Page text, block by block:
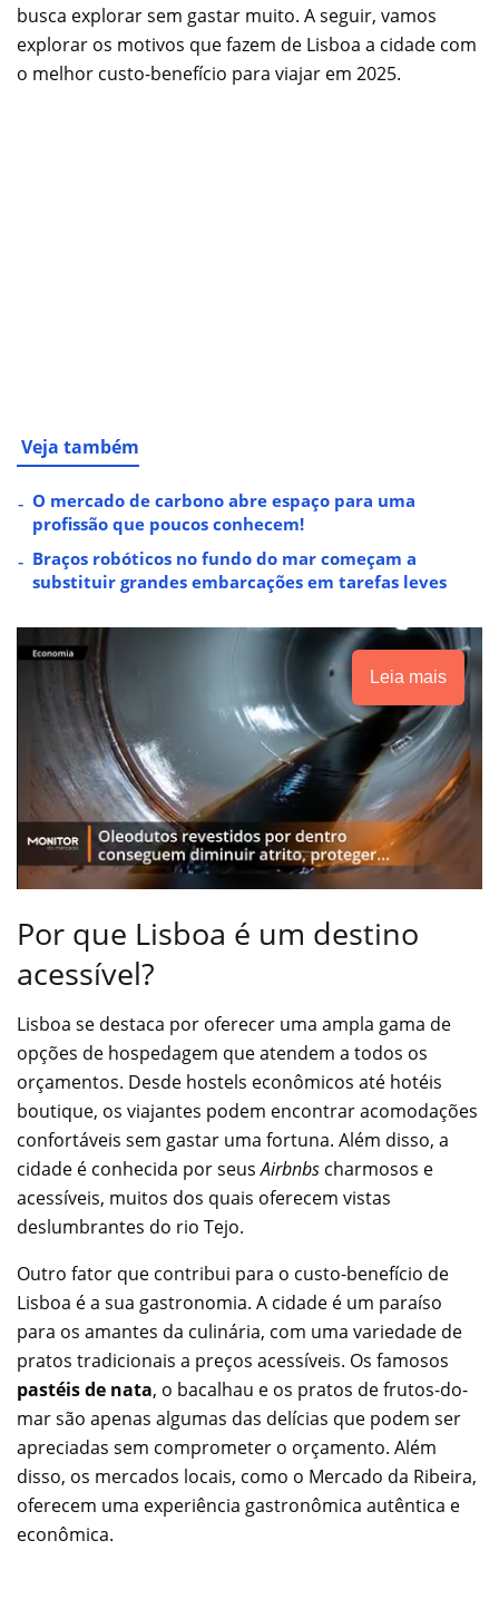
busca explorar sem gastar muito. A seguir, vamos
explorar os motivos que fazem de Lisboa a cidade com
o melhor custo-benefício para viajar em 2025.
Veja também
O mercado de carbono abre espaço para uma
profissão que poucos conhecem!
Braços robóticos no fundo do mar começam a
substituir grandes embarcações em tarefas leves
Leia mais
Por que Lisboa é um destino
acessível?
Lisboa se destaca por oferecer uma ampla gama de
opções de hospedagem que atendem a todos os
orçamentos. Desde hostels econômicos até hotéis
boutique, os viajantes podem encontrar acomodações
confortáveis sem gastar uma fortuna. Além disso, a
cidade é conhecida por seusAirbnbs charmosos e
acessíveis, muitos dos quais oferecem vistas
deslumbrantes do rio Tejo.
Outro fator que contribui para o custo-benefício de
Lisboa é a sua gastronomia. A cidade é um paraíso
para os amantes da culinária, com uma variedade de
pratos tradicionais a preços acessíveis. Os famosos
pastéis de nata, o bacalhau e os pratos de frutos-do-
mar são apenas algumas das delícias que podem ser
apreciadas sem comprometer o orçamento. Além
disso, os mercados locais, como o Mercado da Ribeira,
oferecem uma experiência gastronômica autêntica e
econômica.